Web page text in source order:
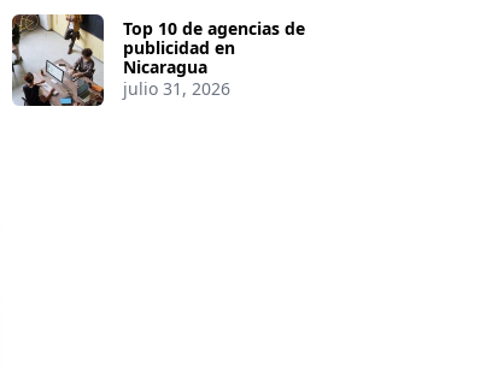
Top 10 de agencias de
publicidad en
Nicaragua
julio 31, 2026